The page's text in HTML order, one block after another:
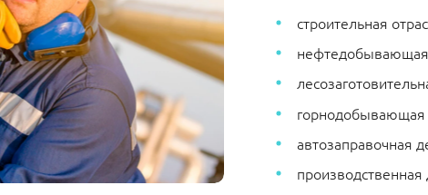
строительная
автозаправочная
производственная